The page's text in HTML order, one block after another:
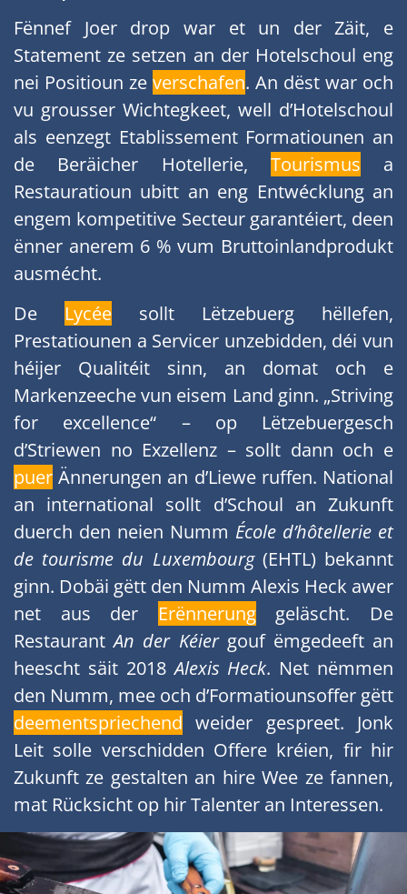
Fënnef Joer drop war et un der Zäit, e
Statement ze setzen an der Hotelschoul eng
nei Positioun ze verschafen. An dëst war och
vu grousser Wichtegkeet, well d’Hotelschoul
als eenzegt Etablissement Formatiounen an
de Beräicher Hotellerie, Tourismus a
Restauratioun ubitt an eng Entwécklung an
engem kompetitive Secteur garantéiert, deen
ënner anerem 6 % vum Bruttoinlandprodukt
ausmécht.
De Lycée sollt Lëtzebuerg hëllefen,
Prestatiounen a Servicer unzebidden, déi vun
héijer Qualitéit sinn, an domat och e
Markenzeeche vun eisem Land ginn. „Striving
for excellence“ – op Lëtzebuergesch
d’Striewen no Exzellenz – sollt dann och e
puer Ännerungen an d’Liewe ruffen. National
an international sollt d’Schoul an Zukunft
duerch den neien Numm École d’hôtellerie et
de tourisme du Luxembourg(EHTL) bekannt
ginn. Dobäi gëtt den Numm Alexis Heck awer
net aus der Erënnerunggeläscht. De
RestaurantAn der Kéiergouf ëmgedeeft an
heescht säit 2018Alexis Heck. Net nëmmen
den Numm, mee och d’Formatiounsoffer gëtt
deementspriechend weider gespreet. Jonk
Leit solle verschidden Offere kréien, fir hir
Zukunft ze gestalten an hire Wee ze fannen,
mat Rücksicht op hir Talenter an Interessen.